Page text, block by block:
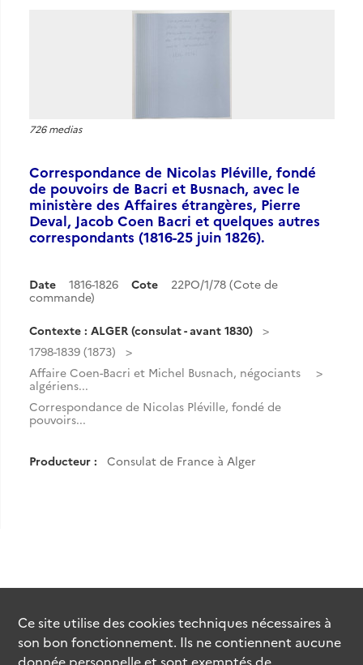
726 medias
Correspondance de Nicolas Pléville, fondé
de pouvoirs de Bacri et Busnach, avec le
ministère des Affaires étrangères, Pierre
Deval, Jacob Coen Bacri et quelques autres
correspondants (1816-25 juin 1826).
Date 1816-1826 Cote
22PO/1/78 (Cote de
commande)
Contexte : ALGER (consulat - avant 1830)
1798-1839 (1873)
Affaire Coen-Bacri et Michel Busnach, négociants
algériens...
Correspondance de Nicolas Pléville, fondé de
pouvoirs...
Producteur : Consulat de France à Alger
Ce site utilise descookiestechniques nécessaires à
son bon fonctionnement. Ils ne contiennent aucune
donnée personnelle et sont exemptés de